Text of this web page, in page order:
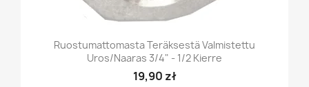
Ruostumattomasta Teräksestä Valmistettu
Uros/naaras 3/4" - 1/2 Kierre
19,90 zł